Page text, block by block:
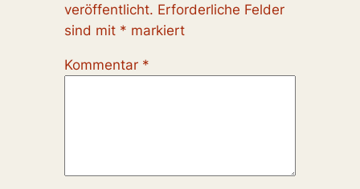
veröffentlicht. Erforderliche Felder
sind mit * markiert
Kommentar *